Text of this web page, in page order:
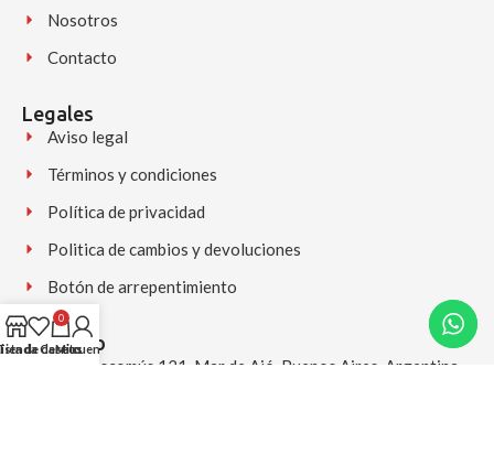
Nosotros
Contacto
Legales
Aviso legal
Términos y condiciones
Política de privacidad
Politica de cambios y devoluciones
Botón de arrepentimiento
Contacto
Av. Chascomús 121, Mar de Ajó, Buenos Aires, Argentina
de deseos
0
Carrito
Mi cuenta